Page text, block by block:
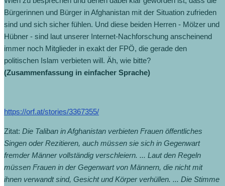
Bürgerinnen und Bürger in Afghanistan mit der Situation zufrieden
sind und sich sicher fühlen. Und diese beiden Herren - Mölzer und
Hübner - sind laut unserer Internet-Nachforschung anscheinend
immer noch Mitglieder in exakt der FPÖ, die gerade den
politischen Islam verbieten will. Äh, wie bitte?
(Zusammenfassung in einfacher Sprache)
https://orf.at/stories/3367355/
Zitat: Die Taliban in Afghanistan verbieten Frauen öffentliches
Singen oder Rezitieren, auch müssen sie sich in Gegenwart
fremder Männer vollständig verschleiern. ... Laut den Regeln
müssen Frauen in der Gegenwart von Männern, die nicht mit
ihnen verwandt sind, Gesicht und Körper verhüllen. ... Die Stimme